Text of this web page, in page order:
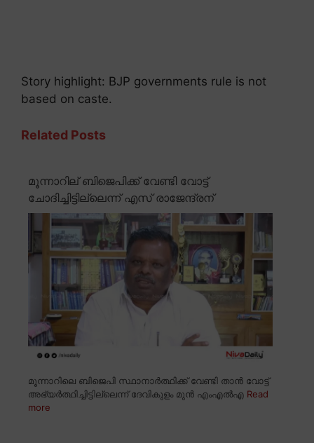
Story highlight: BJP governments rule is not
based on caste.
Related Posts
മൂന്നാറില് ബിജെപിക്ക് വേണ്ടി വോട്ട്
ചോദിച്ചിട്ടില്ലെന്ന് എസ് രാജേന്ദ്രന്
മൂന്നാറിലെ ബിജെപി സ്ഥാനാർത്ഥിക്ക് വേണ്ടി താൻ വോട്ട്
അഭ്യർത്ഥിച്ചിട്ടില്ലെന്ന് ദേവികുളം മുൻ എംഎൽഎ Read
more